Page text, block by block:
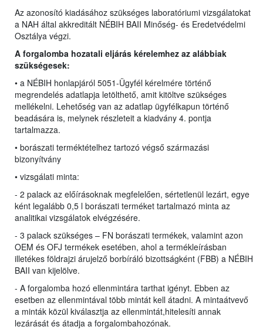
Az azonosító kiadásához szükséges laboratóriumi vizsgálatokat
a NAH által akkreditált NÉBIH BAII Minőség- és Eredetvédelmi
Osztálya végzi.
A forgalomba hozatali eljárás kérelemhez az alábbiak
szükségesek:
• a NÉBIH honlapjáról 5051-Ügyfél kérelmére történő
megrendelés adatlapja letölthető, amit kitöltve szükséges
mellékelni. Lehetőség van az adatlap ügyfélkapun történő
beadására is, melynek részleteit a kiadvány 4. pontja
tartalmazza.
• borászati terméktételhez tartozó végső származási
bizonyítvány
• vizsgálati minta:
- 2 palack az előírásoknak megfelelően, sértetlenül lezárt, egye
ként legalább 0,5 l borászati terméket tartalmazó minta az
analitikai vizsgálatok elvégzésére.
- 3 palack szükséges – FN borászati termékek, valamint azon
OEM és OFJ termékek esetében, ahol a termékleírásban
illetékes földrajzi árujelző borbíráló bizottságként (FBB) a NÉBIH
BAII van kijelölve.
- A forgalomba hozó ellenmintára tarthat igényt. Ebben az
esetben az ellenmintával több mintát kell átadni. A mintaátvevő
a minták közül kiválasztja az ellenmintát,hitelesíti annak
lezárását és átadja a forgalombahozónak.